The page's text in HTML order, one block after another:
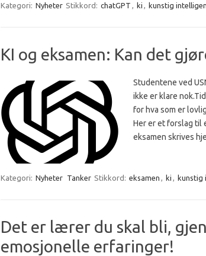
Kategori: Nyheter Stikkord: chatGPT , ki , kunstig
KI og eksamen: Kan det
Studentene ved
ikke er klare
for hva som er
Her er et forslag til
eksamen skrives
Kategori: Nyheter Tanker Stikkord: eksamen , ki , kunstig
Det er lærer du skal bli,
emosjonelle erfaringer!